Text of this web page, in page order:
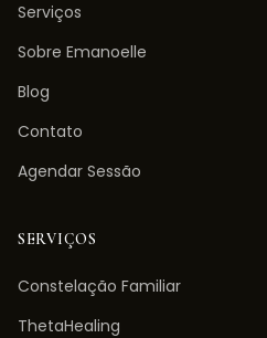
Serviços
Sobre Emanoelle
Blog
Contato
Agendar Sessão
SERVIÇOS
Constelação Familiar
ThetaHealing